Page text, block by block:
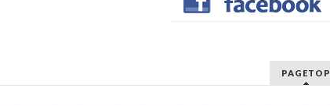
PAGETOP